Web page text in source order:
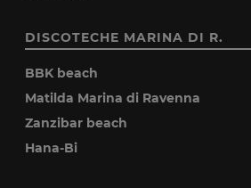
DISCOTECHE MARINA DI R.
BBK beach
Matilda Marina di Ravenna
Zanzibar beach
Hana-Bi